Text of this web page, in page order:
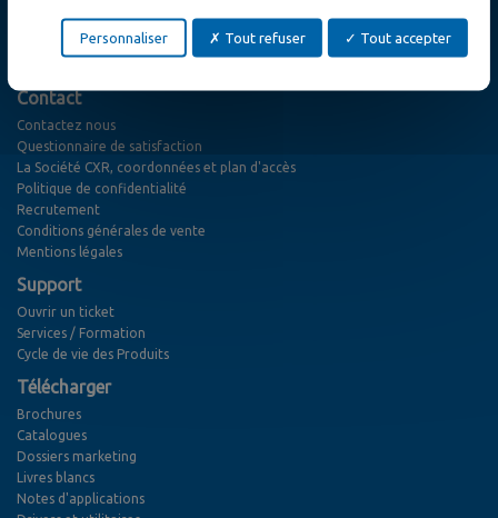
Evénementiel
Contact
Contactez nous
Questionnaire de satisfaction
La Société CXR, coordonnées et plan d'accès
Politique de confidentialité
Recrutement
Conditions générales de vente
Mentions légales
Support
Ouvrir un ticket
Services / Formation
Cycle de vie des Produits
Télécharger
Brochures
Catalogues
Dossiers marketing
Livres blancs
Notes d'applications
Tout accepter
Tout refuser
Personnaliser